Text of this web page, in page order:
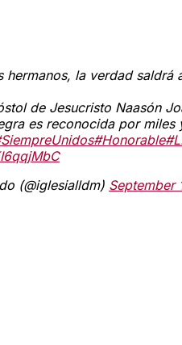
hermanos, la verdad saldrá
de Jesucristo Naasón
es reconocida por miles
#Honorable
(@iglesialldm) September